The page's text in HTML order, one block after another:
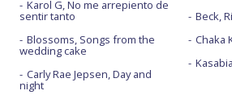
Karol G, No me arrepiento de
sentir tanto
Blossoms, Songs from the
wedding cake
Carly Rae Jepsen, Day and
night
Beck,
Chaka